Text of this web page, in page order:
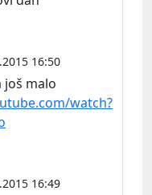
16:50
još malo
watch?
16:49